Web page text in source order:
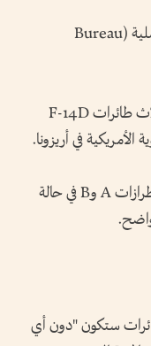
يشمل المشروع الطائرات ذات الأرقام التسلسلية (Bureau
164341، 164602، و159437، وهي آخر ثلاث طائرات F-14D
في أريزونا.
كما توجد في الموقع نفسه طائرات أخرى من طرازات A وB في حالة
واضح.
ستكون "دون أي